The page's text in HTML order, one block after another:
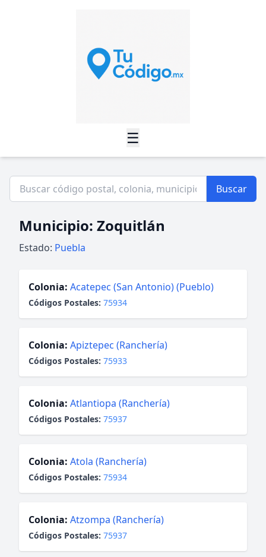
☰
Buscar
Municipio: Zoquitlán
Estado: Puebla
Colonia: Acatepec (San Antonio) (Pueblo)
Códigos Postales: 75934
Colonia: Apiztepec (Ranchería)
Códigos Postales: 75933
Colonia: Atlantiopa (Ranchería)
Códigos Postales: 75937
Colonia: Atola (Ranchería)
Códigos Postales: 75934
Colonia: Atzompa (Ranchería)
Códigos Postales: 75937